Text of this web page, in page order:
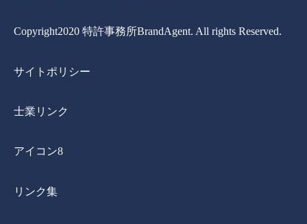
Copyright2020 特許事務所BrandAgent. All rights Reserved.
サイトポリシー
士業リンク
アイコン8
リンク集